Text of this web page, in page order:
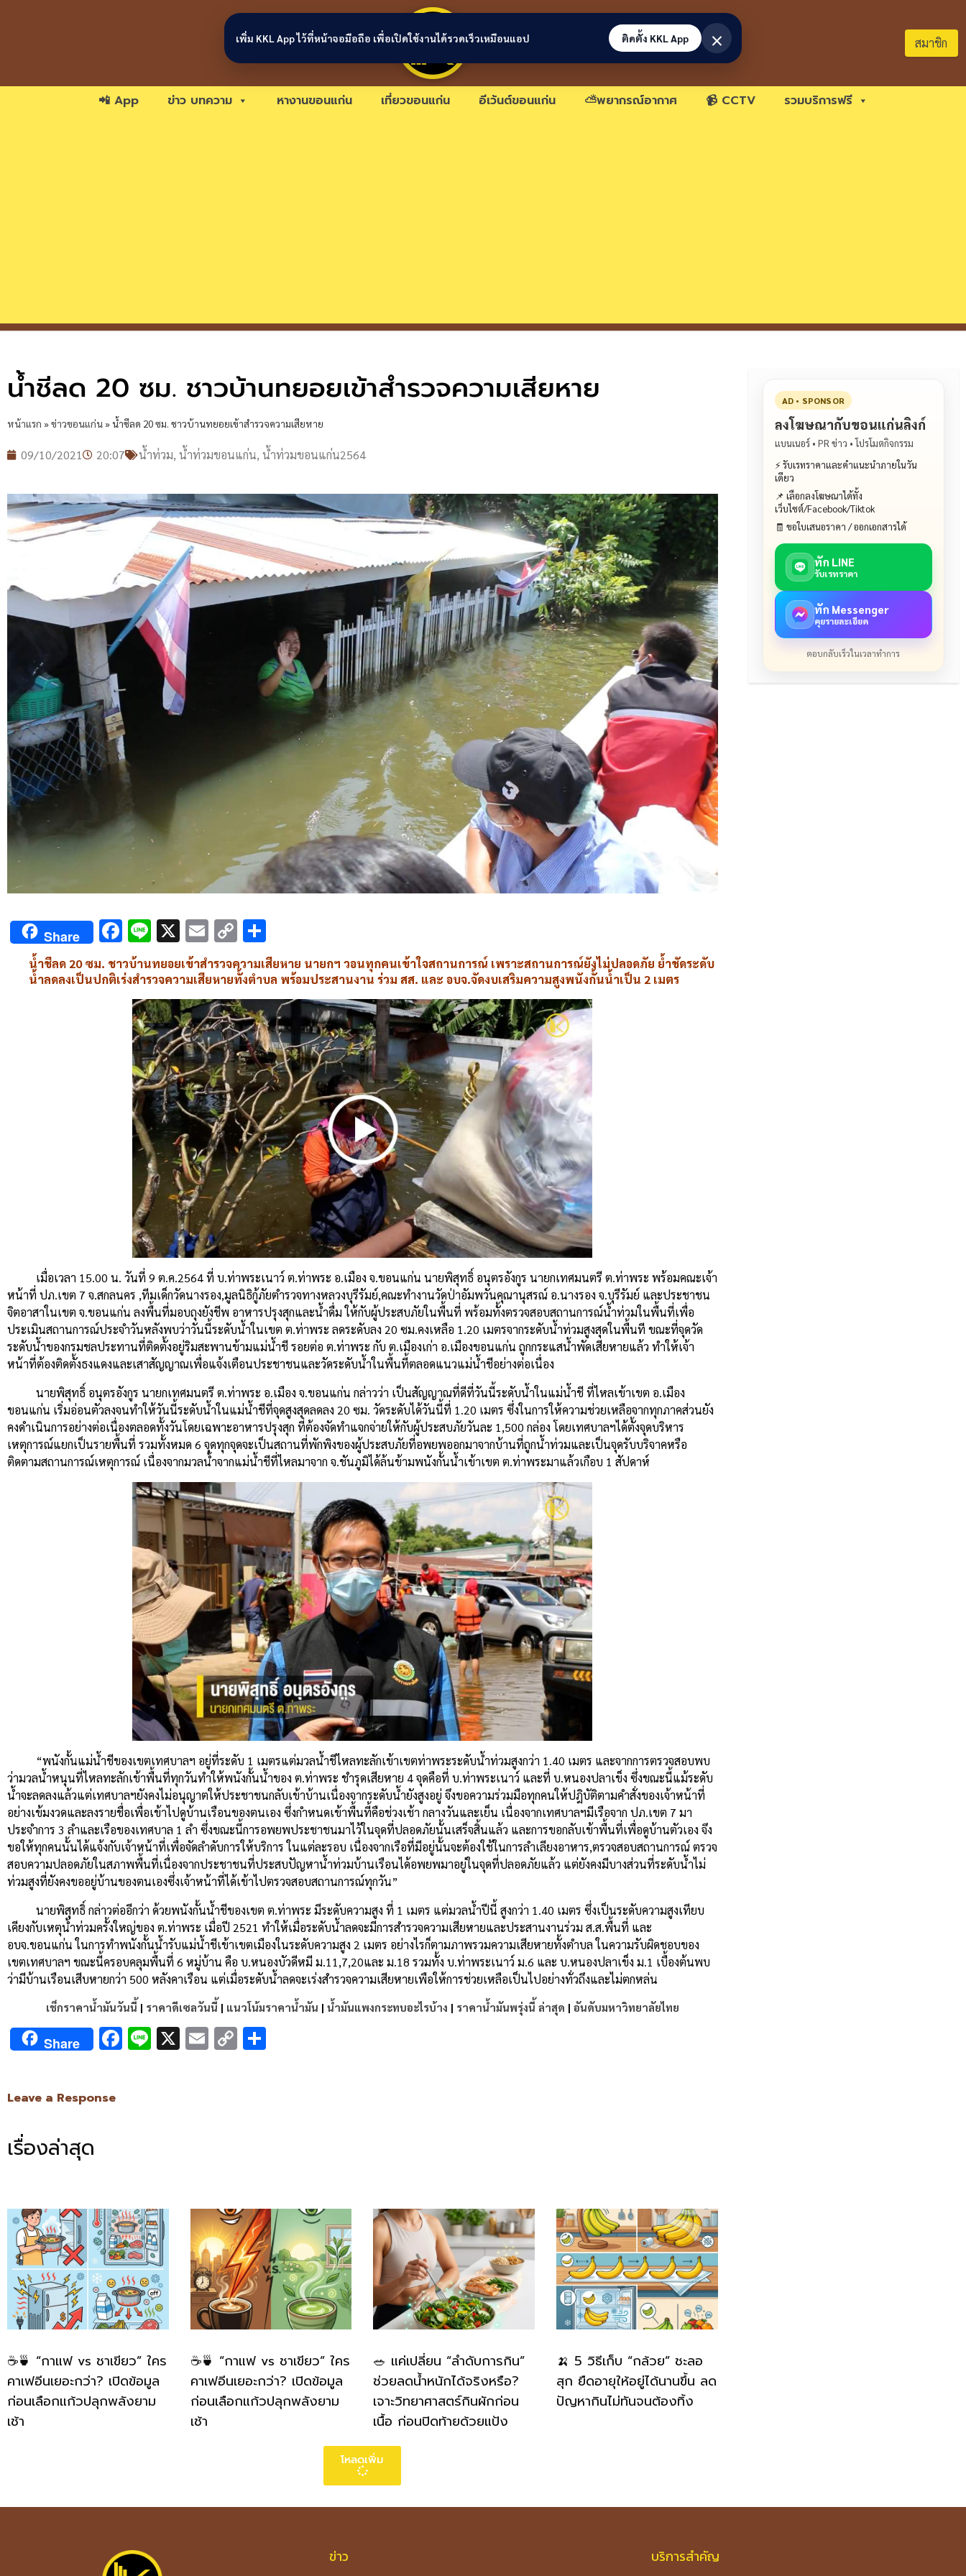
ขอนแก่นลิงก์ สมาชิก
📲 App ข่าว บทความ หางานขอนแก่น เที่ยวขอนแก่น อีเว้นต์ขอนแก่น ⛅พยากรณ์อากาศ 📹 CCTV รวมบริการฟรี
น้ำชีลด 20 ซม. ชาวบ้านทยอยเข้าสำรวจความเสียหาย
หน้าแรก »ข่าวขอนแก่น» น้ำชีลด 20 ซม. ชาวบ้านทยอยเข้าสำรวจความเสียหาย
09/10/2021 20:07 น้ำท่วม, น้ำท่วมขอนแก่น, น้ำท่วมขอนแก่น2564
Share Facebook
Line
X Email
Copy
Link
น้ำชีลด 20 ซม. ชาวบ้านทยอยเข้าสำรวจความเสียหาย นายกฯ วอนทุกคนเข้าใจสถานการณ์ เพราะสถานการณ์ยังไม่ปลอดภัย ย้ำชัดระดับ
น้ำลดลงเป็นปกติเร่งสำรวจความเสียหายทั้งตำบล พร้อมประสานงาน ร่วม สส. และ อบจ.จัดงบเสริมความสูงพนังกั้นน้ำเป็น 2 เมตร
เมื่อเวลา 15.00 น. วันที่ 9 ต.ค.2564 ที่ บ.ท่าพระเนาว์ ต.ท่าพระ อ.เมือง จ.ขอนแก่น นายพิสุทธิ์ อนุตรอังกูร นายกเทศมนตรี ต.ท่าพระ พร้อมคณะเจ้า
หน้าที่ ปภ.เขต 7 จ.สกลนคร ,ทีมเด็กวัดนางรอง,มูลนิธิกู้ภัยตำรวจทางหลวงบุรีรัมย์,คณะทำงานวัดป่าอัมพวันคุณานุสรณ์ อ.นางรอง จ.บุรีรัมย์ และประชาชน
จิตอาสาในเขต จ.ขอนแก่น ลงพื้นที่มอบถุงยังชีพ อาหารปรุงสุกและน้ำดื่ม ให้กับผู้ประสบภัยในพื้นที่ พร้อมทั้งตรวจสอบสถานการณ์น้ำท่วมในพื้นที่เพื่อ
ประเมินสถานการณ์ประจำวันหลังพบว่าวันนี้ระดับน้ำในเขต ต.ท่าพระ ลดระดับลง 20 ซม.คงเหลือ 1.20 เมตรจากระดับน้ำท่วมสูงสุดในพื้นที ขณะที่จุดวัด
ระดับน้ำของกรมชลประทานที่ติดตั้งอยู่ริมสะพานข้ามแม่น้ำชี รอยต่อ ต.ท่าพระ กับ ต.เมืองเก่า อ.เมืองขอนแก่น ถูกกระแสน้ำพัดเสียหายแล้ว ทำให้เจ้า
หน้าที่ต้องติดตั้งธงแดงและเสาสัญญาณเพื่อแจ้งเตือนประชาชนและวัดระดับน้ำในพื้นที้ตลอดแนวแม่น้ำชีอย่างต่อเนื่อง
นายพิสุทธิ์ อนุตรอังกูร นายกเทศมนตรี ต.ท่าพระ อ.เมือง จ.ขอนแก่น กล่าวว่า เป็นสัญญาณที่ดีที่วันนี้ระดับน้ำในแม่น้ำชี ที่ไหลเข้าเขต อ.เมือง
ขอนแก่น เริ่มอ่อนตัวลงจนทำให้วันนี้ระดับน้ำในแม่น้ำชีที่จุดสูงสุดลดลง 20 ซม. วัดระดับได้วันนี้ที่ 1.20 เมตร ซึ่งในการให้ความช่วยเหลือจากทุกภาคส่วนยัง
คงดำเนินการอย่างต่อเนื่องตลอดทั้งวันโดยเฉพาะอาหารปรุงสุก ที่ต้องจัดทำแจกจ่ายให้กับผู้ประสบภัยวันละ 1,500 กล่อง โดยเทศบาลฯได้ตั้งจุดบริหาร
เหตุการณ์แยกเป็นรายพื้นที่ รวมทั้งหมด 6 จุดทุกจุดจะเป็นสถานที่พักพิงของผู้ประสบภัยที่อพยพออกมาจากบ้านที่ถูกน้ำท่วมและเป็นจุดรับบริจาคหรือ
ติดตามสถานการณ์เหตุการณ์ เนื่องจากมวลน้ำจากแม่น้ำชีที่ไหลมาจาก จ.ชันภูมิได้ล้นข้ามพนังกั้นน้ำเข้าเขต ต.ท่าพระมาแล้วเกือบ 1 สัปดาห์
“พนังกั้นแม่น้ำชีของเขตเทศบาลฯ อยู่ที่ระดับ 1 เมตรแต่มวลน้ำชีไหลทะลักเข้าเขตท่าพระระดับน้ำท่วมสูงกว่า 1.40 เมตร และจากการตรวจสอบพบ
ว่ามวลน้ำหนุนที่ไหลทะลักเข้าพื้นที่ทุกวันทำให้พนังกั้นน้ำของ ต.ท่าพระ ชำรุดเสียหาย 4 จุดคือที่ บ.ท่าพระเนาว์ และที่ บ.หนองปลาเข็ง ซึ่งขณะนี้แม้ระดับ
น้ำจะลดลงแล้วแต่เทศบาลฯยังคงไม่อนุญาตให้ประชาชนกลับเข้าบ้านเนื่องจากระดับน้ำยังสูงอยู่ จึงขอความร่วมมือทุกคนให้ปฎิบัติตามคำสั่งของเจ้าหน้าที่
อย่างเข้มงวดและลงรายชื่อเพื่อเข้าไปดูบ้านเรือนของตนเอง ซึ่งกำหนดเข้าพื้นที้คือช่วงเช้า กลางวันและเย็น เนื่องจากเทศบาลฯมีเรือจาก ปภ.เขต 7 มา
ประจำการ 3 ลำและเรือของเทศบาล 1 ลำ ซึ่งขณะนี้การอพยพประชาชนมาไว้ในจุดที่ปลอดภัยนั้นเสร็จสิ้นแล้ว และการขอกลับเข้าพื้นที่เพื่อดูบ้านตัวเอง จึง
ขอให้ทุกคนนั้นได้แจ้งกับเจ้าหน้าที่เพื่อจัดลำดับการให้บริการ ในแต่ละรอบ เนื่องจากเรือที่มีอยู่นั้นจะต้องใช้ในการลำเลียงอาหาร,ตรวจสอบสถานการณ์ ตรวจ
สอบความปลอดภัยในสภาพพื้นที่เนื่องจากประชาชนที่ประสบปัญหาน้ำท่วมบ้านเรือนได้อพยพมาอยู่ในจุดที่ปลอดภัยแล้ว แต่ยังคงมีบางส่วนที่ระดับน้ำไม่
ท่วมสูงที่ยังคงขออยู่บ้านของตนเองซึ่งเจ้าหน้าที่ได้เข้าไปตรวจสอบสถานการณ์ทุกวัน”
นายพิสุทธิ์ กล่าวต่ออีกว่า ด้วยพนังกั้นน้ำชีของเขต ต.ท่าพระ มีระดับความสูง ที่ 1 เมตร แต่มวลน้ำปีนี้ สูงกว่า 1.40 เมตร ซึ่งเป็นระดับความสูงเทียบ
เคียงกับเหตุน้ำท่วมครั้งใหญ่ของ ต.ท่าพระ เมื่อปี 2521 ทำให้เมื่อระดับน้ำลดจะมีการสำรวจความเสียหายและประสานงานร่วม ส.ส.พื้นที่ และ
อบจ.ขอนแก่น ในการทำพนังกั้นน้ำรับแม่น้ำชีเข้าเขตเมืองในระดับความสูง 2 เมตร อย่างไรก็ตามภาพรวมความเสียหายทั้งตำบล ในความรับผิดชอบของ
เขตเทศบาลฯ ขณะนี้ครอบคลุมพื้นที่ 6 หมู่บ้าน คือ บ.หนองบัวดีหมี ม.11,7,20และ ม.18 รวมทั้ง บ.ท่าพระเนาว์ ม.6 และ บ.หนองปลาเข็ง ม.1 เบื้องต้นพบ
ว่ามีบ้านเรือนเสีบหายกว่า 500 หลังคาเรือน แต่เมื่อระดับน้ำลดจะเร่งสำรวจความเสียหายเพือให้การช่วยเหลือเป็นไปอย่างทั่วถึงและไม่ตกหล่น
เช็กราคาน้ำมันวันนี้ | ราคาดีเซลวันนี้ | แนวโน้มราคาน้ำมัน | น้ำมันแพงกระทบอะไรบ้าง | ราคาน้ำมันพรุ่งนี้ ล่าสุด | อันดับมหาวิทยาลัยไทย
Share Facebook
Line
X Email
Copy
Leave a Response
เรื่องล่าสุด
☕🍵 “กาแฟ vs ชาเขียว” ใคร
คาเฟอีนเยอะกว่า? เปิดข้อมูล
ก่อนเลือกแก้วปลุกพลังยาม
เช้า
☕🍵 “กาแฟ vs ชาเขียว” ใคร
คาเฟอีนเยอะกว่า? เปิดข้อมูล
ก่อนเลือกแก้วปลุกพลังยาม
เช้า
🥗 แค่เปลี่ยน “ลำดับการกิน”
ช่วยลดน้ำหนักได้จริงหรือ?
เจาะวิทยาศาสตร์กินผักก่อน
เนื้อ ก่อนปิดท้ายด้วยแป้ง
🍌 5 วิธีเก็บ “กล้วย” ชะลอ
สุก ยืดอายุให้อยู่ได้นานขึ้น ลด
ปัญหากินไม่ทันจนต้องทิ้ง
โหลดเพิ่ม
AD • SPONSOR
ลงโฆษณากับขอนแก่นลิงก์
แบนเนอร์ • PR ข่าว • โปรโมตกิจกรรม
⚡ รับเรทราคาและคำแนะนำภายในวัน
เดียว
📌 เลือกลงโฆษณาได้ทั้ง
เว็บไซต์/Facebook/Tiktok
🧾 ขอใบเสนอราคา / ออกเอกสารได้
ทัก LINE
รับเรทราคา
ทัก Messenger
คุยรายละเอียด
ตอบกลับเร็วในเวลาทำการ
ข่าว บริการสำคัญ
เพิ่ม KKL App ไว้ที่หน้าจอมือถือ เพื่อเปิดใช้งานได้รวดเร็วเหมือนแอป ติดตั้ง KKL App ×